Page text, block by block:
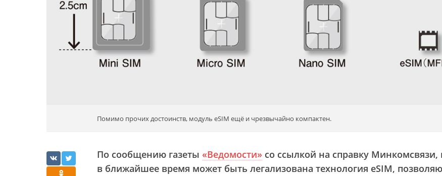
Помимо прочих достоинств, модуль eSIM ещё и чрезвычайно компактен.
По сообщению газеты «Ведомости» со ссылкой на справку Минкомсвязи,
в ближайшее время может быть легализована технология eSIM,